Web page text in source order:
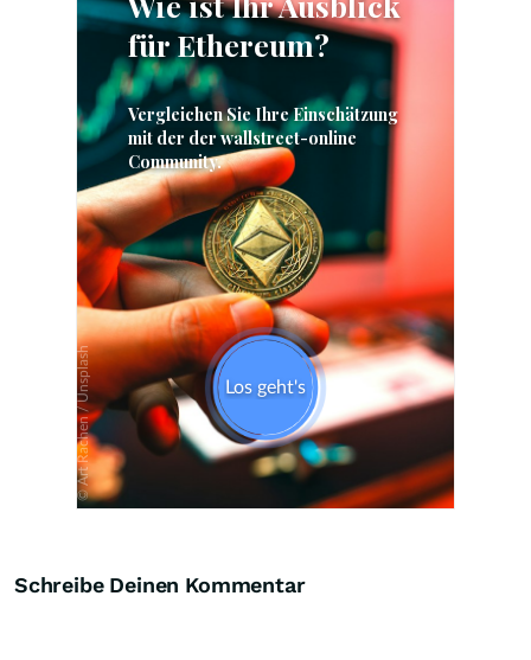
Schreibe Deinen Kommentar